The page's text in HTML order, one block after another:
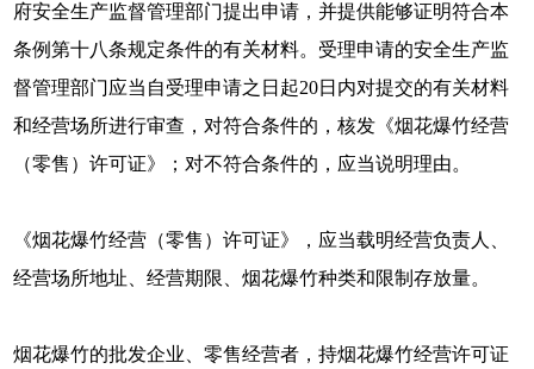
府安全生产监督管理部门提出申请，并提供能够证明符合本
条例第十八条规定条件的有关材料。受理申请的安全生产监
督管理部门应当自受理申请之日起20日内对提交的有关材料
和经营场所进行审查，对符合条件的，核发《烟花爆竹经营
（零售）许可证》；对不符合条件的，应当说明理由。
《烟花爆竹经营（零售）许可证》，应当载明经营负责人、
经营场所地址、经营期限、烟花爆竹种类和限制存放量。
烟花爆竹的批发企业、零售经营者，持烟花爆竹经营许可证